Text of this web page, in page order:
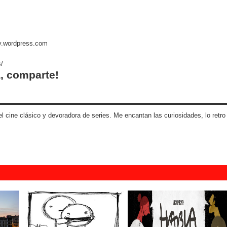
comparte!
cine clásico y devoradora de series. Me encantan las curiosidades, lo